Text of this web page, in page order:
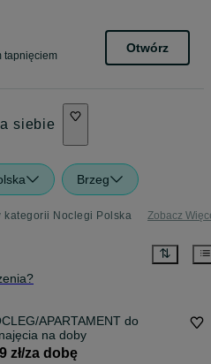
tapnięciem
Otwórz
siebie
Brzeg
kategorii Noclegi Polska Zobacz
APARTAMENT do
na doby
zł/za dobę